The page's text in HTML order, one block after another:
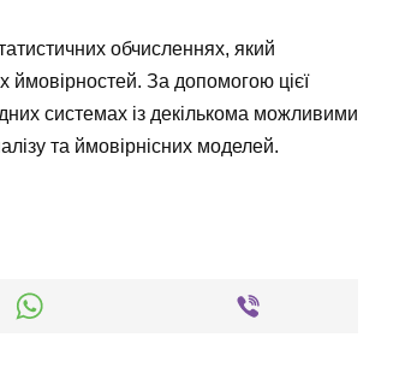
обчисленнях, який
ймовірностей. За допомогою цієї
системах із декількома можливими
та ймовірнісних моделей.